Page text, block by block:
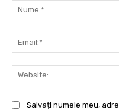
Salvați numele meu,